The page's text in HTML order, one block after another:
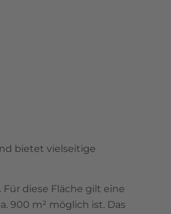
bietet vielseitige
diese Fläche gilt eine
900 m² möglich ist. Das